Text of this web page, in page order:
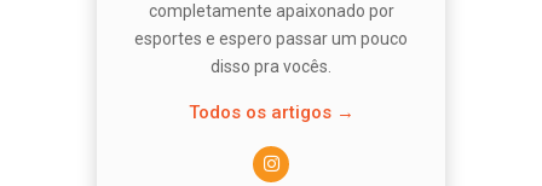
completamente apaixonado por
esportes e espero passar um pouco
disso pra vocês.
Todos os artigos →